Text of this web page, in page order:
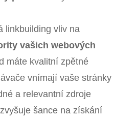
linkbuilding vliv na
vašich webových
máte kvalitní zpětné
vnímají vaše stránky
a relevantní zdroje
šance na získání